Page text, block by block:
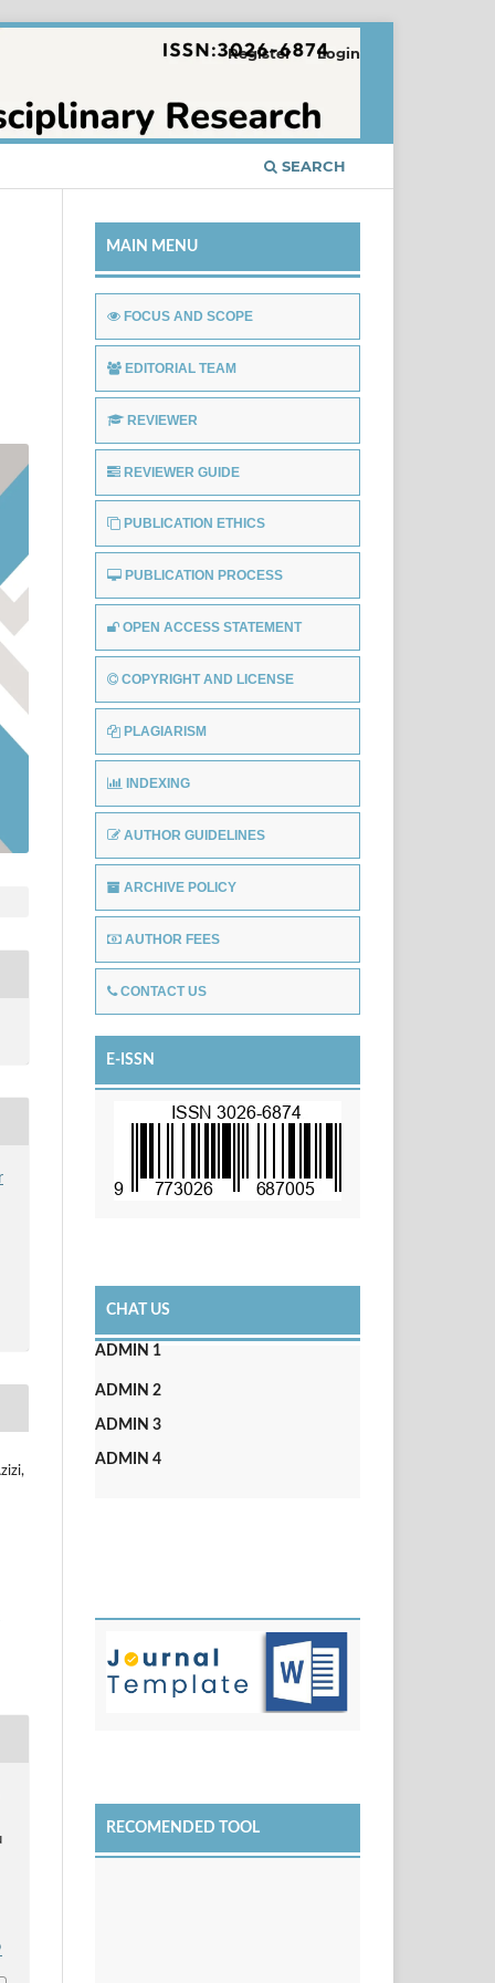
SEARCH
Register Login
MAIN MENU
FOCUS AND SCOPE
EDITORIAL TEAM
REVIEWER
REVIEWER GUIDE
PUBLICATION ETHICS
PUBLICATION PROCESS
OPEN ACCESS STATEMENT
COPYRIGHT AND LICENSE
PLAGIARISM
INDEXING
AUTHOR GUIDELINES
ARCHIVE POLICY
AUTHOR FEES
CONTACT US
E-ISSN
CHAT US
ADMIN 1
ADMIN 2
ADMIN 3
ADMIN 4
RECOMENDED TOOL